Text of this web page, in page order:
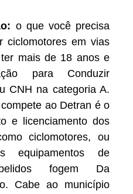
o que você precisa
ciclomotores em vias
mais de 18 anos e
para Conduzir
CNH na categoria A.
ao Detran é o
e licenciamento dos
ciclomotores, ou
equipamentos de
fogem Da
Cabe ao município